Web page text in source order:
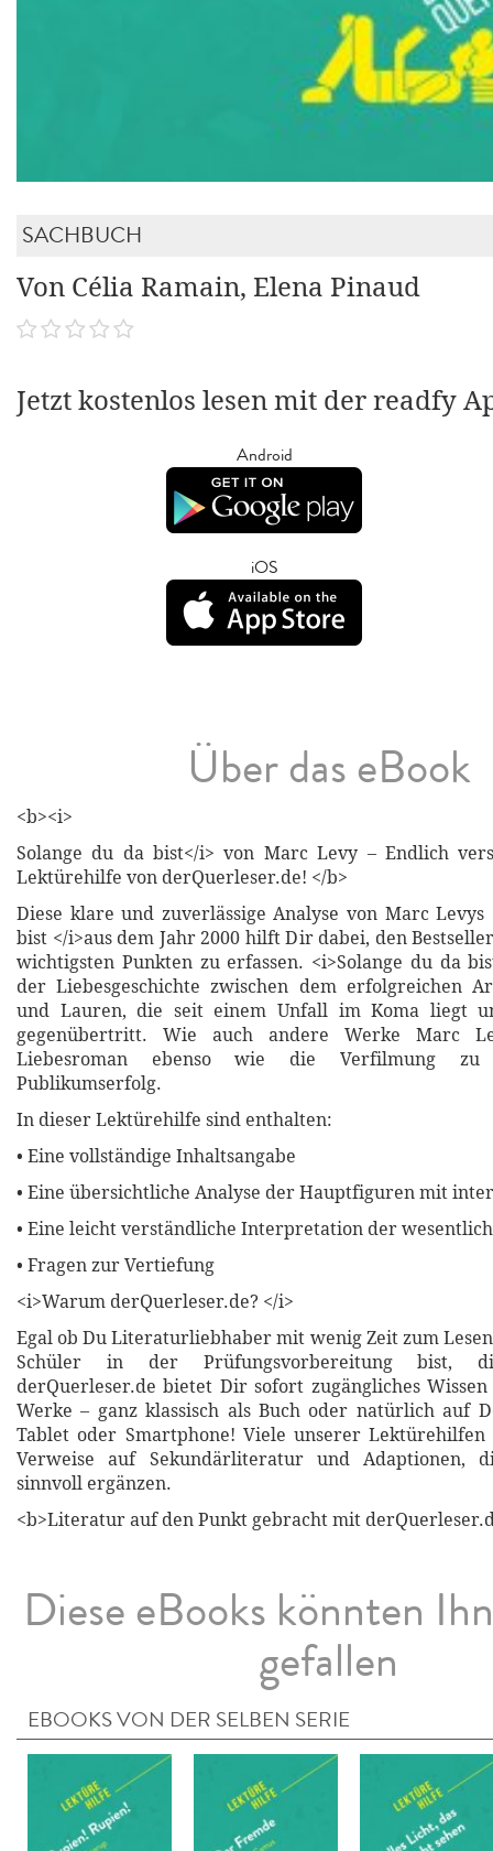
SACHBUCH
Von Célia Ramain, Elena Pinaud
Jetzt kostenlos lesen mit der readfy
Android
iOS
Über das eBook
<b><i>
Solange du da bist</i> von Marc Levy – Endlich
Lektürehilfe von derQuerleser.de! </b>
Diese klare und zuverlässige Analyse von Marc Levys
bist </i>aus dem Jahr 2000 hilft Dir dabei, den
wichtigsten Punkten zu erfassen. <i>Solange du da
der Liebesgeschichte zwischen dem erfolgreichen
und Lauren, die seit einem Unfall im Koma liegt
gegenübertritt. Wie auch andere Werke Marc
Liebesroman ebenso wie die Verfilmung zu
Publikumserfolg.
In dieser Lektürehilfe sind enthalten:
• Eine vollständige Inhaltsangabe
• Eine übersichtliche Analyse der Hauptfiguren mit
• Eine leicht verständliche Interpretation der
• Fragen zur Vertiefung
<i>Warum derQuerleser.de? </i>
Egal ob Du Literaturliebhaber mit wenig Zeit zum
Schüler in der Prüfungsvorbereitung bist,
derQuerleser.de bietet Dir sofort zugängliches
Werke – ganz klassisch als Buch oder natürlich auf
Tablet oder Smartphone! Viele unserer Lektürehilfen
Verweise auf Sekundärliteratur und Adaptionen,
sinnvoll ergänzen.
<b>Literatur auf den Punkt gebracht mit
Diese eBooks könnten
gefallen
EBOOKS VON DER SELBEN SERIE